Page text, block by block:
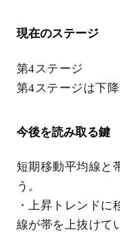
現在のステージ
第4ステージ
第4ステージは下降
今後を読み取る鍵
短期移動平均線と
う。
・上昇トレンドに
線が帯を上抜けて